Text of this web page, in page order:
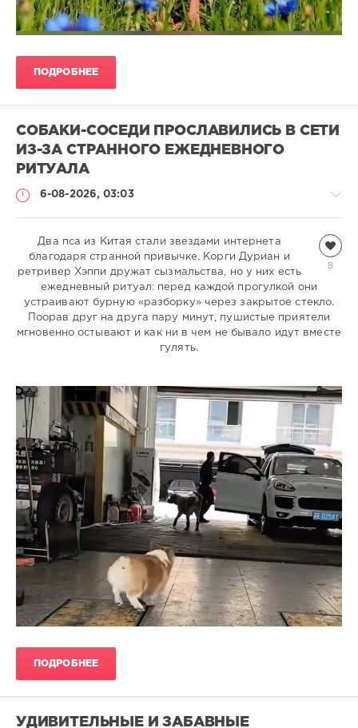
ПОДРОБНЕЕ
СОБАКИ-СОСЕДИ ПРОСЛАВИЛИСЬ В СЕТИ
ИЗ-ЗА СТРАННОГО ЕЖЕДНЕВНОГО
РИТУАЛА
6-08-2026, 03:03
Видео
natalja
227
0
8
Два пса из Китая стали звездами интернета
благодаря странной привычке. Корги Дуриан и
ретривер Хэппи дружат сызмальства, но у них есть
ежедневный ритуал: перед каждой прогулкой они
устраивают бурную «разборку» через закрытое стекло.
Поорав друг на друга пару минут, пушистые приятели
мгновенно остывают и как ни в чем не бывало идут вместе
гулять.
ПОДРОБНЕЕ
УДИВИТЕЛЬНЫЕ И ЗАБАВНЫЕ